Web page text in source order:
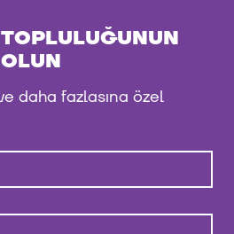
daha fazlasına özel